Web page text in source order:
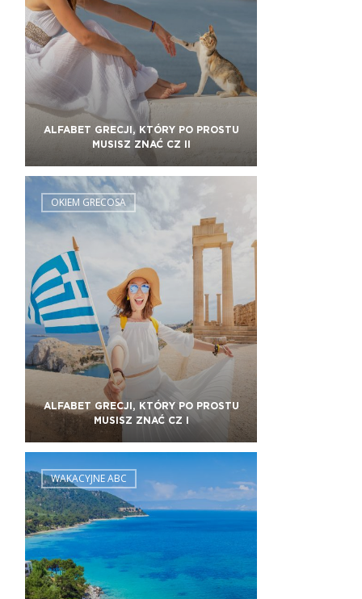
ALFABET GRECJI, KTÓRY PO PROSTU
MUSISZ ZNAĆ CZ II
OKIEM GRECOSA
ALFABET GRECJI, KTÓRY PO PROSTU
MUSISZ ZNAĆ CZ I
WAKACYJNE ABC